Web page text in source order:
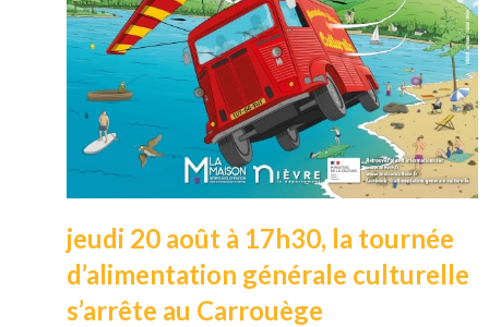
jeudi 20 août à 17h30, la tournée
d’alimentation générale culturelle
s’arrête au Carrouège